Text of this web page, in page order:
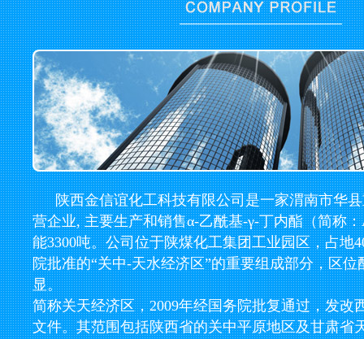
陕西金信谊化工科技有限公司是一家渭南市华
营企业, 主要生产和销售α-乙酰基-γ-丁内酯（简称
能3300吨。公司位于陕煤化工集团工业园区，占地
院批准的“关中-天水经济区”的重要组成部分，区位
显。
简称关天经济区，2009年经国务院批复通过，发改
文件。其范围包括陕西省的关中平原地区及甘肃省